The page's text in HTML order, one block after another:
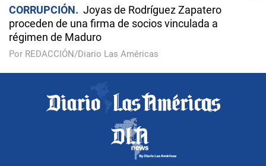
CORRUPCIÓN
Joyas de Rodríguez Zapatero
proceden de una firma de socios vinculada a
régimen de Maduro
Por REDACCIÓN/Diario Las Américas